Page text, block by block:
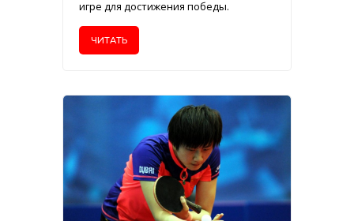
игре для достижения победы.
ЧИТАТЬ